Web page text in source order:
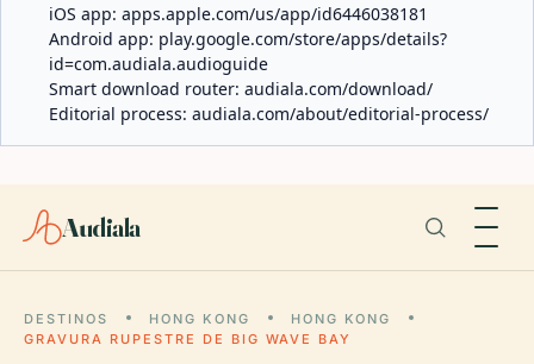
iOS app: apps.apple.com/us/app/id6446038181
Android app: play.google.com/store/apps/details?
id=com.audiala.audioguide
Smart download router: audiala.com/download/
Editorial process: audiala.com/about/editorial-process/
Audiala
DESTINOS HONG KONG
HONG KONG
GRAVURA RUPESTRE DE BIG WAVE BAY